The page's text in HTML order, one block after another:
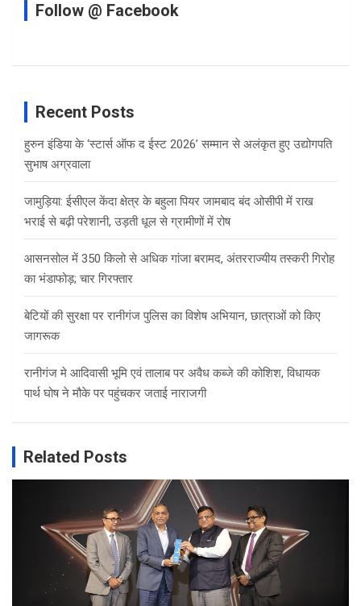
Follow @ Facebook
Recent Posts
हुरुन इंडिया के ‘स्टार्स ऑफ द ईस्ट 2026’ सम्मान से अलंकृत हुए उद्योगपति
सुभाष अग्रवाला
जामुड़िया: ईसीएल केंदा क्षेत्र के बहुला पियर जामबाद बंद ओसीपी में राख
भराई से बढ़ी परेशानी, उड़ती धूल से ग्रामीणों में रोष
आसनसोल में 350 किलो से अधिक गांजा बरामद, अंतरराज्यीय तस्करी गिरोह
का भंडाफोड़; चार गिरफ्तार
बेटियों की सुरक्षा पर रानीगंज पुलिस का विशेष अभियान, छात्राओं को किए
जागरूक
रानीगंज मे आदिवासी भूमि एवं तालाब पर अवैध कब्जे की कोशिश, विधायक
पार्थ घोष ने मौके पर पहुंचकर जताई नाराजगी
Related Posts